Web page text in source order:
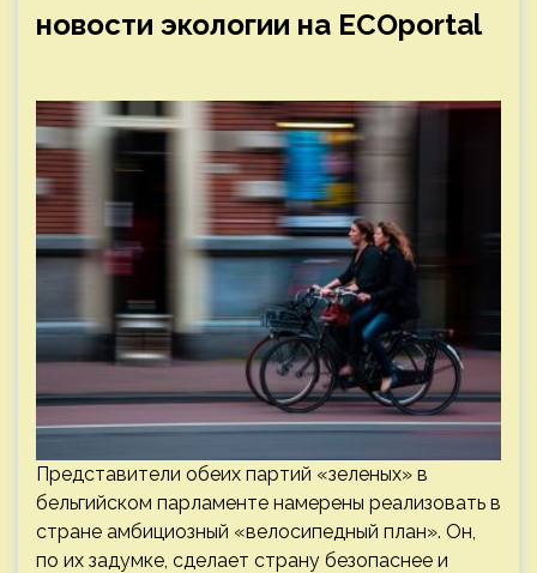
новости экологии на ECOportal
Представители обеих партий «зеленых» в
бельгийском парламенте намерены реализовать в
стране амбициозный «велосипедный план». Он,
по их задумке, сделает страну безопаснее и